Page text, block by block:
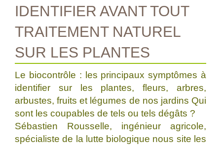
IDENTIFIER AVANT TOUT
TRAITEMENT NATUREL
SUR LES PLANTES
Le biocontrôle : les principaux symptômes à
identifier sur les plantes, fleurs, arbres,
arbustes, fruits et légumes de nos jardins Qui
sont les coupables de tels ou tels dégâts ?
Sébastien Rousselle, ingénieur agricole,
spécialiste de la lutte biologique nous site les